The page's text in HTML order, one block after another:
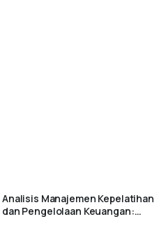
Analisis Manajemen Kepelatihan
dan Pengelolaan Keuangan: